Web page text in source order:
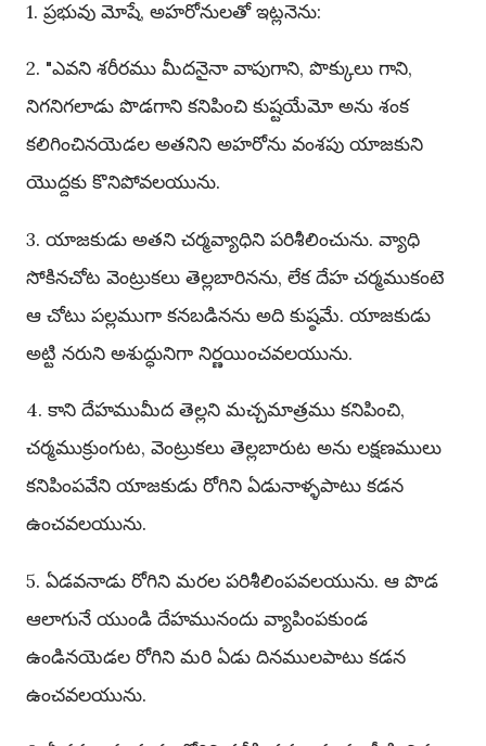
1. ప్రభువు మోషే, అహరోనులతో ఇట్లనెను:
2. "ఎవని శరీరము మీదనైనా వాపుగాని, పొక్కులు గాని,
నిగనిగలాడు పొడగాని కనిపించి కుష్టయేమో అను శంక
కలిగించినయెడల అతనిని అహరోను వంశపు యాజకుని
యొద్దకు కొనిపోవలయును.
3. యాజకుడు అతని చర్మవ్యాధిని పరిశీలించును. వ్యాధి
సోకినచోట వెంట్రుకలు తెల్లబారినను, లేక దేహ చర్మముకంటె
ఆ చోటు పల్లముగా కనబడినను అది కుష్ఠమే. యాజకుడు
అట్టి నరుని అశుద్ధునిగా నిర్ణయించవలయును.
4. కాని దేహముమీద తెల్లని మచ్చమాత్రము కనిపించి,
చర్మముక్రుంగుట, వెంట్రుకలు తెల్లబారుట అను లక్షణములు
కనిపింపవేని యాజకుడు రోగిని ఏడునాళ్ళపాటు కడన
ఉంచవలయును.
5. ఏడవనాడు రోగిని మరల పరిశీలింపవలయును. ఆ పొడ
ఆలాగునే యుండి దేహమునందు వ్యాపింపకుండ
ఉండినయెడల రోగిని మరి ఏడు దినములపాటు కడన
ఉంచవలయును.